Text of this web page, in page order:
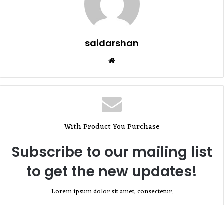
saidarshan
With Product You Purchase
Subscribe to our mailing list
to get the new updates!
Lorem ipsum dolor sit amet, consectetur.